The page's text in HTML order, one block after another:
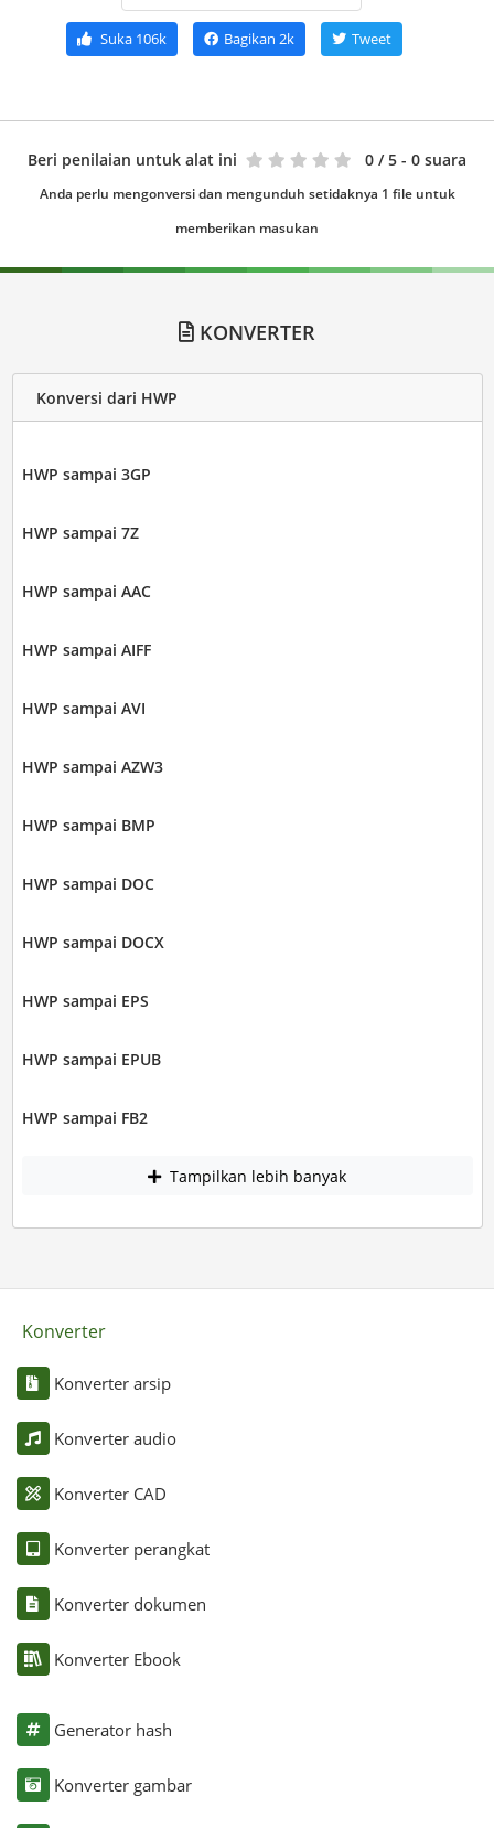
Suka106k Bagikan 2k Tweet
Beri penilaian untuk alat ini 0 / 5 - 0 suara
Anda perlu mengonversi dan mengunduh setidaknya 1 file untuk
memberikan masukan
KONVERTER
Konversi dari HWP
HWP sampai 3GP
HWP sampai 7Z
HWP sampai AAC
HWP sampai AIFF
HWP sampai AVI
HWP sampai AZW3
HWP sampai BMP
HWP sampai DOC
HWP sampai DOCX
HWP sampai EPS
HWP sampai EPUB
HWP sampai FB2
Tampilkan lebih banyak
Konverter
Konverter arsip
Konverter audio
Konverter CAD
Konverter perangkat
Konverter dokumen
Konverter Ebook
Generator hash
Konverter gambar